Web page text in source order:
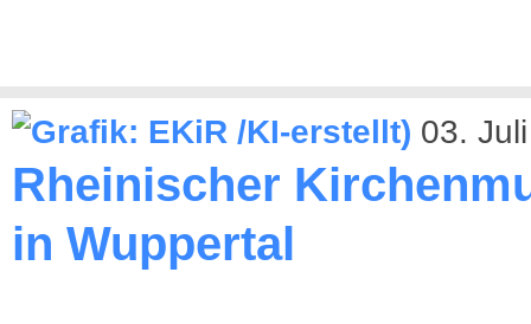
03.
Rheinischer
in Wuppertal